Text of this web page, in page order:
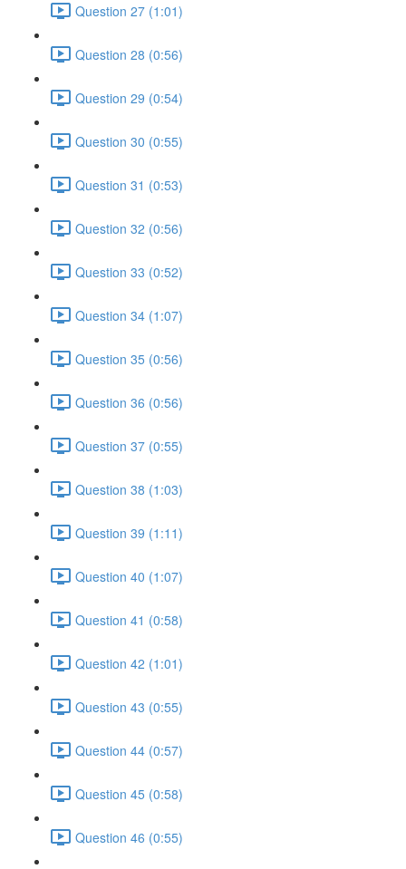
Question 27 (1:01)
Question 28 (0:56)
Question 29 (0:54)
Question 30 (0:55)
Question 31 (0:53)
Question 32 (0:56)
Question 33 (0:52)
Question 34 (1:07)
Question 35 (0:56)
Question 36 (0:56)
Question 37 (0:55)
Question 38 (1:03)
Question 39 (1:11)
Question 40 (1:07)
Question 41 (0:58)
Question 42 (1:01)
Question 43 (0:55)
Question 44 (0:57)
Question 45 (0:58)
Question 46 (0:55)